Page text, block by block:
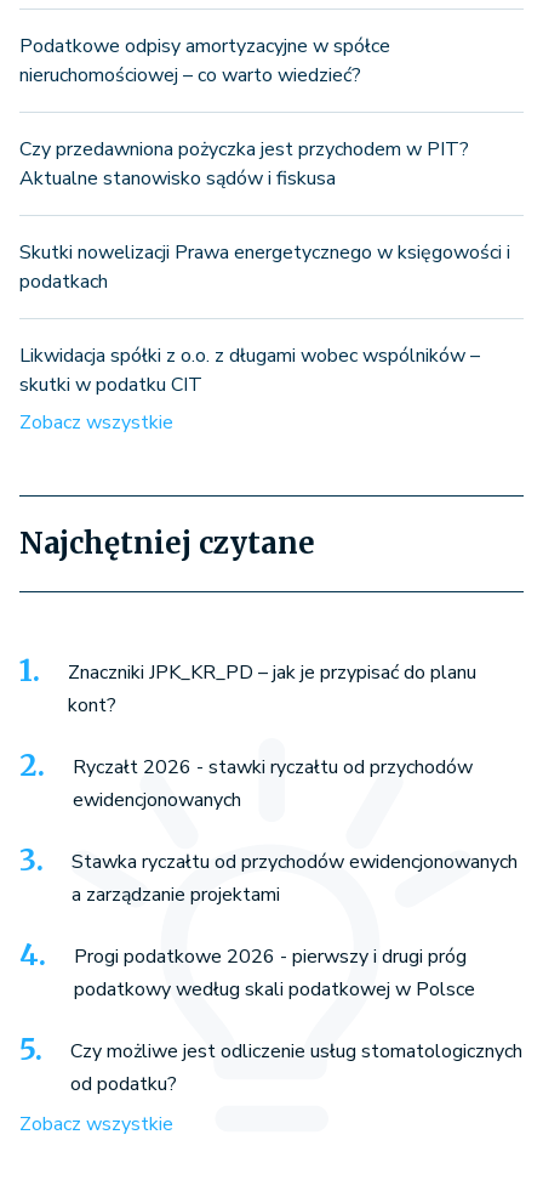
Podatkowe odpisy amortyzacyjne w spółce
nieruchomościowej – co warto wiedzieć?
Czy przedawniona pożyczka jest przychodem w PIT?
Aktualne stanowisko sądów i fiskusa
Skutki nowelizacji Prawa energetycznego w księgowości i
podatkach
Likwidacja spółki z o.o. z długami wobec wspólników –
skutki w podatku CIT
Zobacz wszystkie
Najchętniej czytane
Znaczniki JPK_KR_PD – jak je przypisać do planu
kont?
Ryczałt 2026 - stawki ryczałtu od przychodów
ewidencjonowanych
Stawka ryczałtu od przychodów ewidencjonowanych
a zarządzanie projektami
Progi podatkowe 2026 - pierwszy i drugi próg
podatkowy według skali podatkowej w Polsce
Czy możliwe jest odliczenie usług stomatologicznych
od podatku?
Zobacz wszystkie